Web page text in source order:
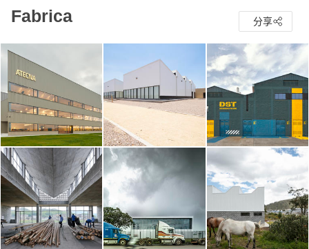
Fabrica 分享